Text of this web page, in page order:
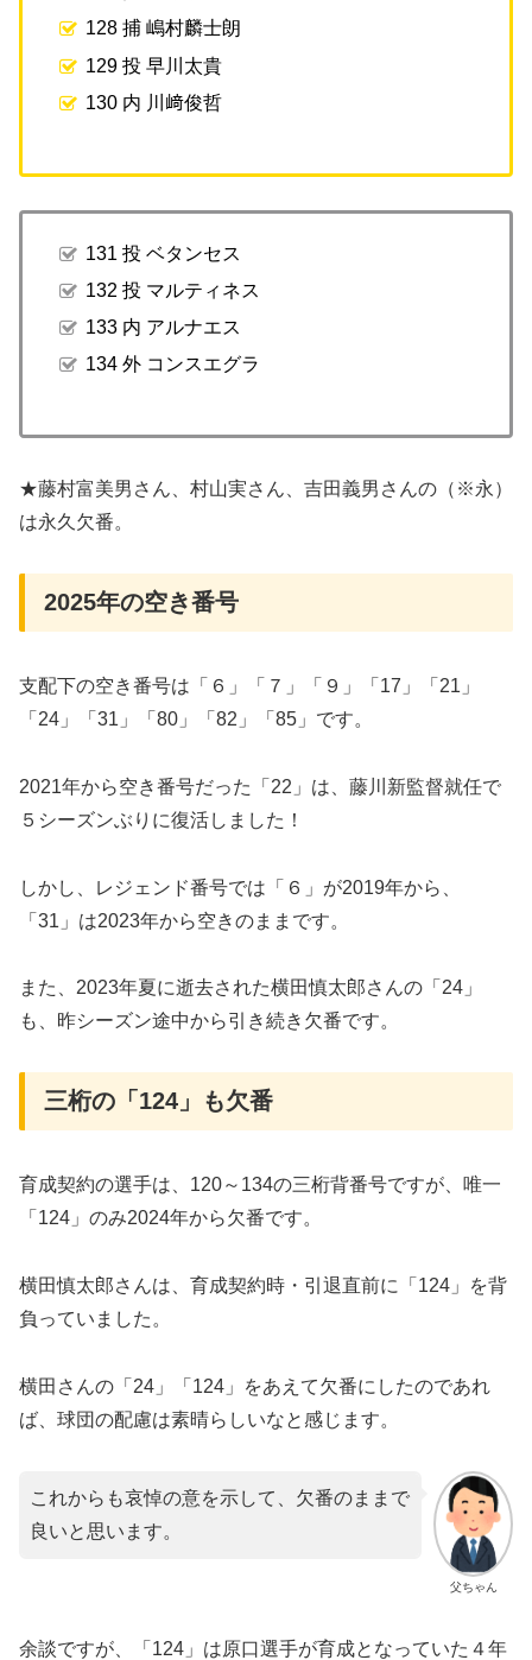
128 捕 嶋村麟士朗
129 投 早川太貴
130 内 川﨑俊哲
131 投 ベタンセス
132 投 マルティネス
133 内 アルナエス
134 外 コンスエグラ
★藤村富美男さん、村山実さん、吉田義男さんの（※永）
は永久欠番。
2025年の空き番号
支配下の空き番号は「６」「７」「９」「17」「21」
「24」「31」「80」「82」「85」です。
2021年から空き番号だった「22」は、藤川新監督就任で
５シーズンぶりに復活しました！
しかし、レジェンド番号では「６」が2019年から、
「31」は2023年から空きのままです。
また、2023年夏に逝去された横田慎太郎さんの「24」
も、昨シーズン途中から引き続き欠番です。
三桁の「124」も欠番
育成契約の選手は、120～134の三桁背番号ですが、唯一
「124」のみ2024年から欠番です。
横田慎太郎さんは、育成契約時・引退直前に「124」を背
負っていました。
横田さんの「24」「124」をあえて欠番にしたのであれ
ば、球団の配慮は素晴らしいなと感じます。
父ちゃん
これからも哀悼の意を示して、欠番のままで
良いと思います。
余談ですが、「124」は原口選手が育成となっていた４年